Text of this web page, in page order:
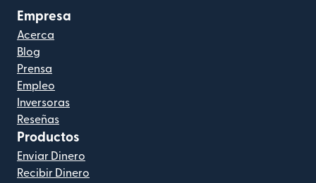
Empresa
Acerca
Blog
Prensa
Empleo
Inversoras
Reseñas
Productos
Enviar Dinero
Recibir Dinero